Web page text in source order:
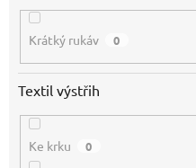
Krátký rukáv 0
Textil výstřih
Ke krku 0